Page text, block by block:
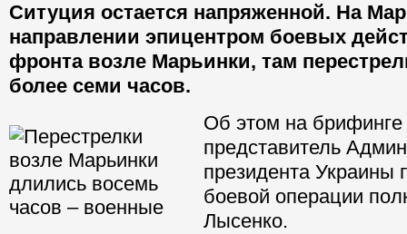
Ситуция остается напряженной. На
направлении эпицентром боевых
фронта возле Марьинки, там
более семи часов.
Об этом на
представитель
президента Украины
боевой операции
Лысенко.